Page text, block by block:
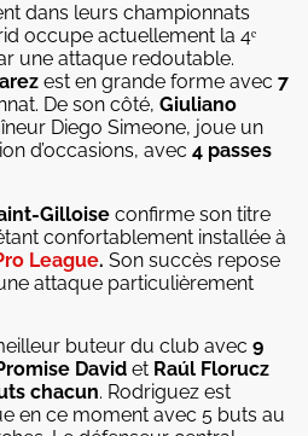
dans leurs championnats
occupe actuellement la 4ᵉ
une attaque redoutable.
est en grande forme avec 7
De son côté, Giuliano
Diego Simeone, joue un
d’occasions, avec 4 passes
Gilloise confirme son titre
confortablement installée à
League. Son succès repose
attaque particulièrement
buteur du club avec 9
David et Raúl Florucz
chacun. Rodriguez est
en ce moment avec 5 buts au